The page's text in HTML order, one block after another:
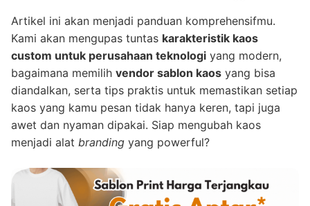
Artikel ini akan menjadi panduan komprehensifmu.
Kami akan mengupas tuntas karakteristik kaos
custom untuk perusahaan teknologi yang modern,
bagaimana memilih vendor sablon kaos yang bisa
diandalkan, serta tips praktis untuk memastikan setiap
kaos yang kamu pesan tidak hanya keren, tapi juga
awet dan nyaman dipakai. Siap mengubah kaos
menjadi alat branding yang powerful?